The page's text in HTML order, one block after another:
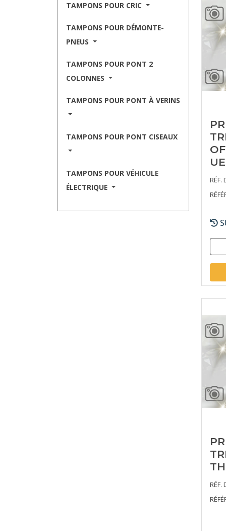
TAMPONS POUR CRIC
TAMPONS POUR DÉMONTE-
PNEUS
TAMPONS POUR PONT 2
COLONNES
TAMPONS POUR PONT À VERINS
TAMPONS POUR PONT CISEAUX
TAMPONS POUR VÉHICULE
ÉLECTRIQUE
RÉF.
RÉF.